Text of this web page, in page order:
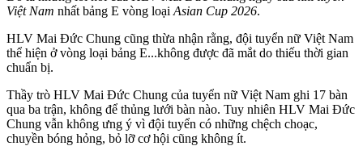
Việt Nam nhất bảng E vòng loại Asian Cup 2026.
HLV Mai Đức Chung cũng thừa nhận rằng, đội tuyển nữ Việt Nam
thể hiện ở vòng loại bảng E...không được đã mắt do thiếu thời gian
chuẩn bị.
Thầy trò HLV Mai Đức Chung của tuyển nữ Việt Nam ghi 17 bàn
qua ba trận, không để thủng lưới bàn nào. Tuy nhiên HLV Mai Đức
Chung vẫn không ưng ý vì đội tuyển có những chệch choạc,
chuyền bóng hỏng, bỏ lỡ cơ hội cũng không ít.